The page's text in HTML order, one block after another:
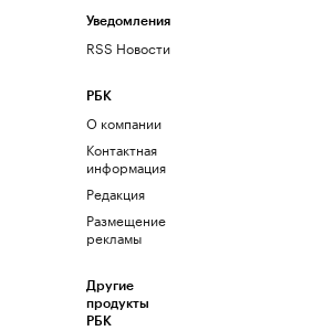
Уведомления
RSS Новости
РБК
О компании
Контактная
информация
Редакция
Размещение
рекламы
Другие
продукты
РБК